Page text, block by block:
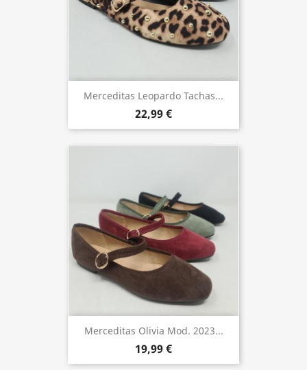
Merceditas Leopardo Tachas...
22,99 €
Merceditas Olivia Mod. 2023...
19,99 €